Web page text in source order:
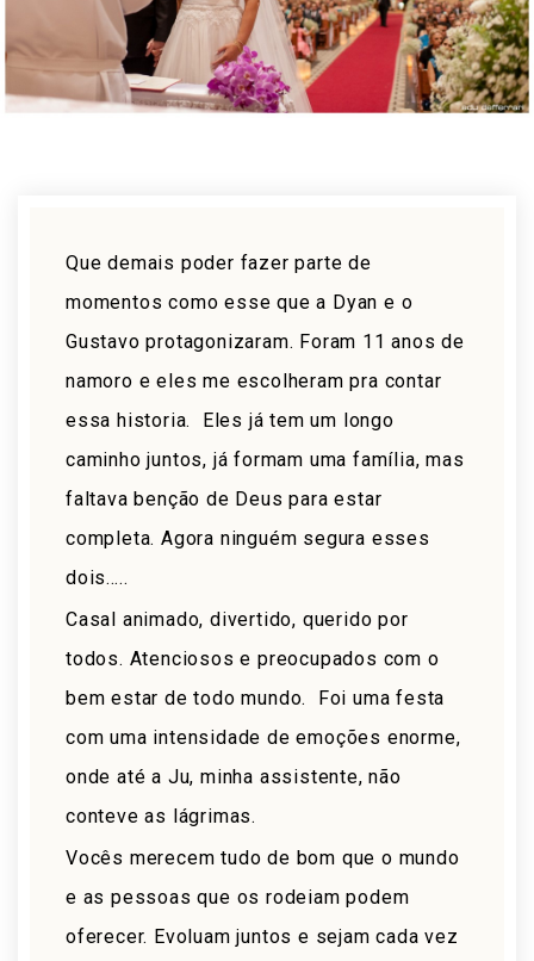
Que demais poder fazer parte de
momentos como esse que a Dyan e o
Gustavo protagonizaram. Foram 11 anos de
namoro e eles me escolheram pra contar
essa historia. Eles já tem um longo
caminho juntos, já formam uma família, mas
faltava benção de Deus para estar
completa. Agora ninguém segura esses
dois…..
Casal animado, divertido, querido por
todos. Atenciosos e preocupados com o
bem estar de todo mundo. Foi uma festa
com uma intensidade de emoções enorme,
onde até a Ju, minha assistente, não
conteve as lágrimas.
Vocês merecem tudo de bom que o mundo
e as pessoas que os rodeiam podem
oferecer. Evoluam juntos e sejam cada vez